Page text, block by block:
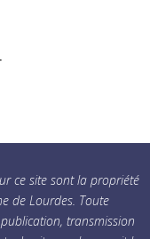
ce site sont la propriété
de Lourdes. Toute
transmission